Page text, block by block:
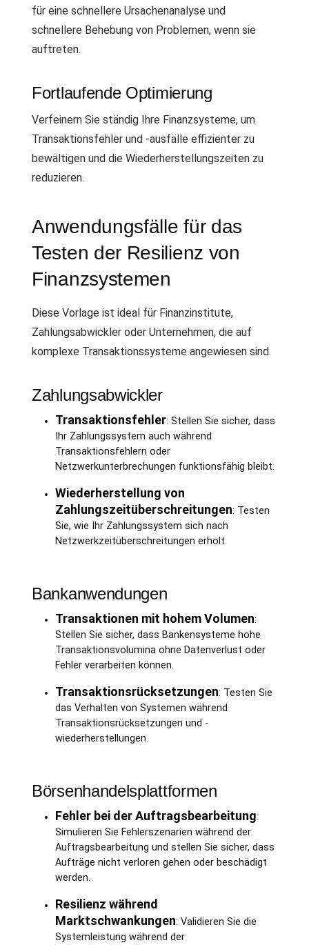
für eine schnellere Ursachenanalyse und
schnellere Behebung von Problemen, wenn sie
auftreten.
Fortlaufende Optimierung
Verfeinern Sie ständig Ihre Finanzsysteme, um
Transaktionsfehler und -ausfälle effizienter zu
bewältigen und die Wiederherstellungszeiten zu
reduzieren.
Anwendungsfälle für das
Testen der Resilienz von
Finanzsystemen
Diese Vorlage ist ideal für Finanzinstitute,
Zahlungsabwickler oder Unternehmen, die auf
komplexe Transaktionssysteme angewiesen sind.
Zahlungsabwickler
Transaktionsfehler: Stellen Sie sicher, dass
Ihr Zahlungssystem auch während
Transaktionsfehlern oder
Netzwerkunterbrechungen funktionsfähig bleibt.
Wiederherstellung von
Zahlungszeitüberschreitungen: Testen
Sie, wie Ihr Zahlungssystem sich nach
Netzwerkzeitüberschreitungen erholt.
Bankanwendungen
Transaktionen mit hohem Volumen:
Stellen Sie sicher, dass Bankensysteme hohe
Transaktionsvolumina ohne Datenverlust oder
Fehler verarbeiten können.
Transaktionsrücksetzungen: Testen Sie
das Verhalten von Systemen während
Transaktionsrücksetzungen und -
wiederherstellungen.
Börsenhandelsplattformen
Fehler bei der Auftragsbearbeitung:
Simulieren Sie Fehlerszenarien während der
Auftragsbearbeitung und stellen Sie sicher, dass
Aufträge nicht verloren gehen oder beschädigt
werden.
Resilienz während
Marktschwankungen: Validieren Sie die
Systemleistung während der